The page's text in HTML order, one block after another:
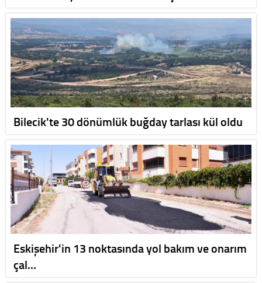
Bilecik'te 30 dönümlük buğday tarlası kül oldu
Eskişehir'in 13 noktasında yol bakım ve onarım
çal…